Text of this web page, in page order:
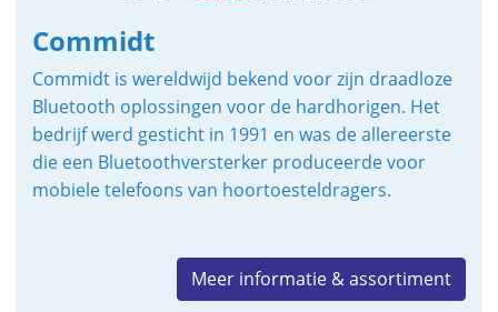
Commidt
Commidt is wereldwijd bekend voor zijn draadloze
Bluetooth oplossingen voor de hardhorigen. Het
bedrijf werd gesticht in 1991 en was de allereerste
die een Bluetoothversterker produceerde voor
mobiele telefoons van hoortoesteldragers.
Meer informatie & assortiment